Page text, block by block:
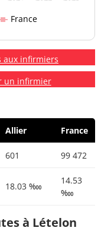
France
aux infirmiers
un infirmier
Allier France
601 99 472
18.03 ‱
14.53
‱
à Lételon